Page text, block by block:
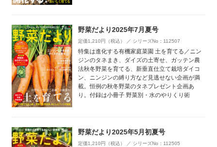
野菜だより2025年7月夏号
定価1,210円（税込） ／ シリーズNo：112507
特集は進化する有機家庭菜園 土を育てる／ニン
ジンのタネまき、ダイズの土寄せ、ガッテン農
法秋冬野菜を育てる、新垂直仕立て栽培ダイコ
ン、ニンジンの縛り方など見逃せない企画が満
載。恒例の秋冬野菜のタネプレゼント企画あ
り。付録は小冊子 野菜別・水のやりくり術
野菜だより2025年5月初夏号
定価1,210円（税込） ／ シリーズNo：112505